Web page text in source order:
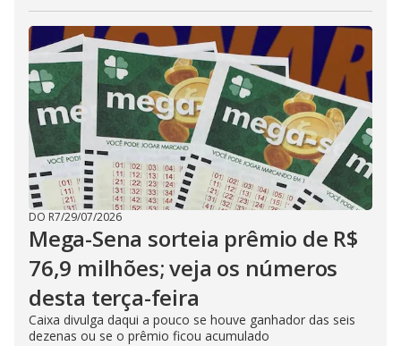
DO R7/29/07/2026
Mega-Sena sorteia prêmio de R$
76,9 milhões; veja os números
desta terça-feira
Caixa divulga daqui a pouco se houve ganhador das seis
dezenas ou se o prêmio ficou acumulado